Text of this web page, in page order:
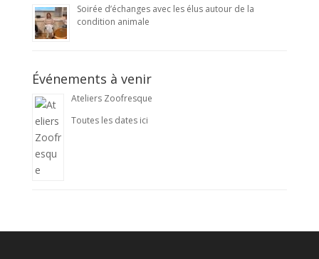
Soirée d’échanges avec les élus autour de la
condition animale
Événements à venir
Ateliers Zoofresque
Toutes les dates ici